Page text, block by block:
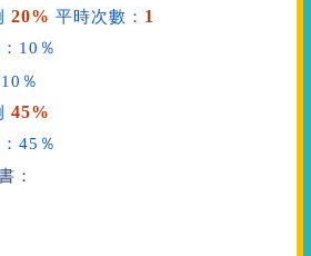
20% 平時次數： 1
10％
％
45%
45％
：